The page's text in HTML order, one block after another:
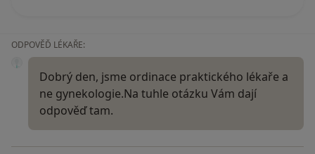
ODPOVĚĎ LÉKAŘE:
Dobrý den, jsme ordinace praktického lékaře a
ne gynekologie.Na tuhle otázku Vám dají
odpověď tam.